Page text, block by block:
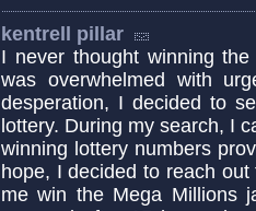
kentrell pillar
I never thought winning
was overwhelmed with
desperation, I decided to
lottery. During my search, I
winning lottery numbers
hope, I decided to reach
me win the Mega Millions